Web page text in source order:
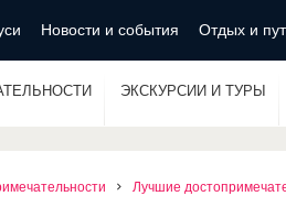
Новости и события Отдых и
ЭКСКУРСИИ И ТУРЫ
Лучшие